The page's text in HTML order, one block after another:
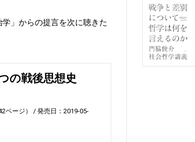
」からの提言を次に聴きた
の戦後思想史
ページ）
発売日：2019-05-